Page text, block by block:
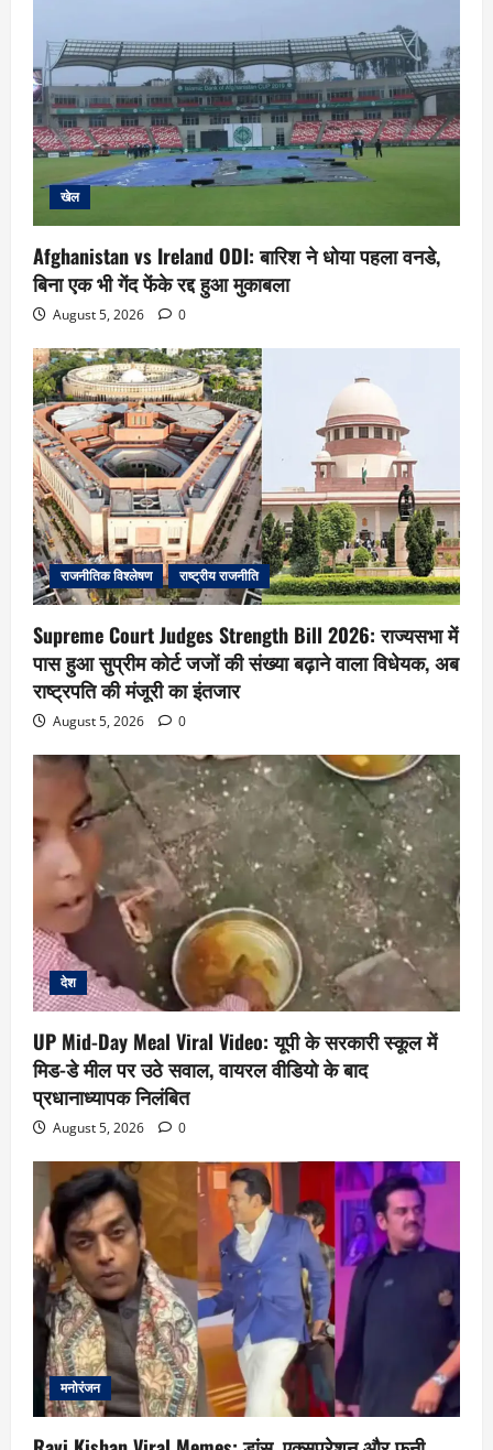
खेल
Afghanistan vs Ireland ODI: बारिश ने धोया पहला वनडे,
बिना एक भी गेंद फेंके रद्द हुआ मुकाबला
August 5, 2026 0
राजनीतिक विश्लेषण राष्ट्रीय राजनीति
Supreme Court Judges Strength Bill 2026: राज्यसभा में
पास हुआ सुप्रीम कोर्ट जजों की संख्या बढ़ाने वाला विधेयक, अब
राष्ट्रपति की मंजूरी का इंतजार
August 5, 2026 0
देश
UP Mid-Day Meal Viral Video: यूपी के सरकारी स्कूल में
मिड-डे मील पर उठे सवाल, वायरल वीडियो के बाद
प्रधानाध्यापक निलंबित
August 5, 2026 0
मनोरंजन